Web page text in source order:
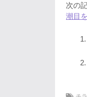
次の
潮目